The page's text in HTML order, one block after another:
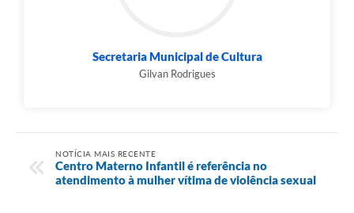
Secretaria Municipal de Cultura
Gilvan Rodrigues
NOTÍCIA MAIS RECENTE
Centro Materno Infantil é referência no
atendimento à mulher vítima de violência sexual